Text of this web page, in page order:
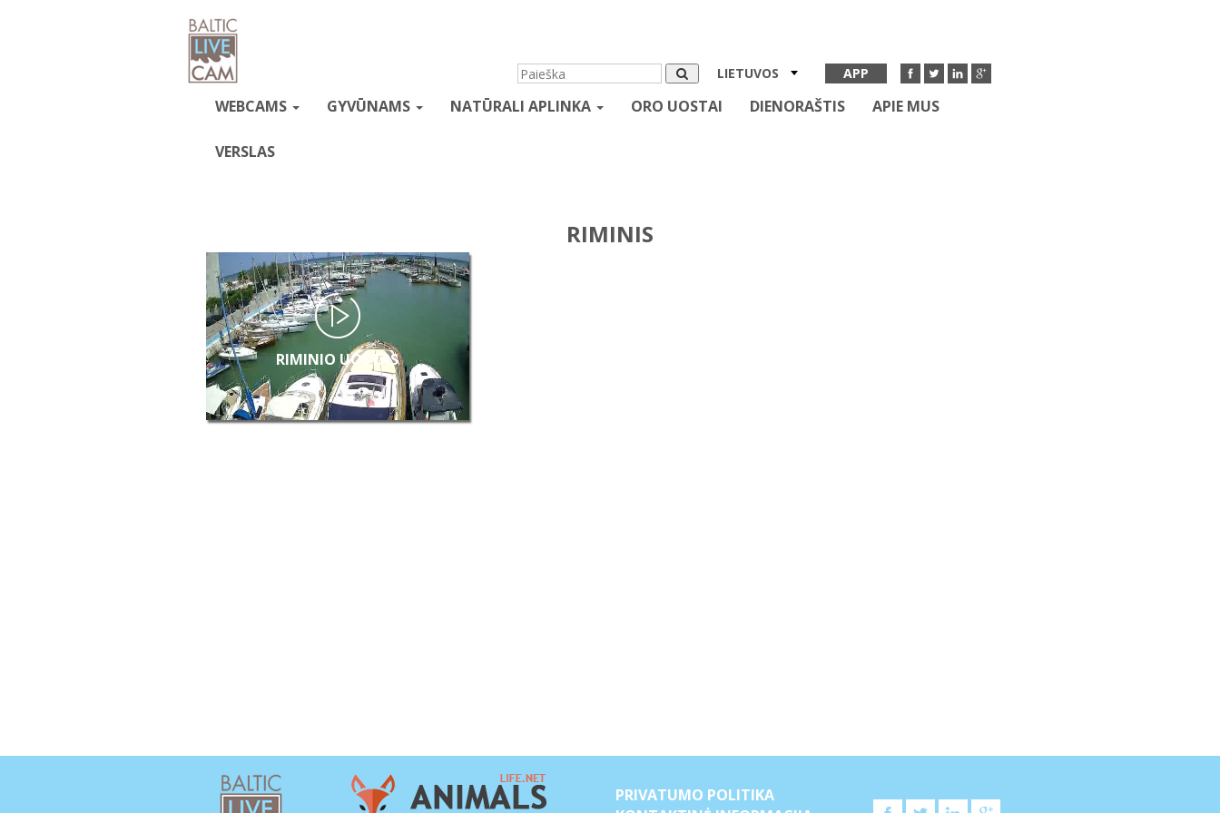
APP
LIETUVOS
WEBCAMS GYVŪNAMS NATŪRALI APLINKA ORO UOSTAI DIENORAŠTIS APIE MUS
VERSLAS
RIMINIS
RIMINIO UOSTAS
PRIVATUMO POLITIKA